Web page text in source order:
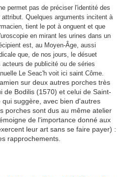
permet pas de préciser l'identité des
Quelques arguments incitent à
tient le pot à onguent et que
en mirant les urines dans un
est, au Moyen-Âge, aussi
que, de nos jours, le désuet
de publicité ou de séries
Le Seac'h voit ici saint Côme.
sur deux autres porches très
de Bodilis (1570) et celui de Saint-
suggère, avec bien d'autres
porches sont dus au même atelier
de l'importance donné aux
leur art sans se faire payer) :
rapprochements.